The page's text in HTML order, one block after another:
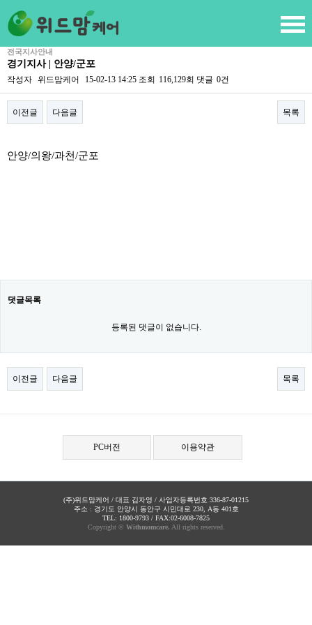
전국지사안내
경기지사 | 안양/군포
작성자 위드맘케어 15-02-13 14:25 조회 116,129회 댓글 0건
이전글 다음글 목록
안양/의왕/과천/군포
댓글목록
등록된 댓글이 없습니다.
이전글 다음글 목록
PC버전 이용약관
(주)위드맘케어 / 대표 김자영 / 사업자등록번호 336-87-01215
주소 : 경기도 안양시 동안구 시민대로 230, A동 401호
TEL: 1800-9793 / FAX:02-6008-7825
Copyright © Withmomcare. All rights reserved.